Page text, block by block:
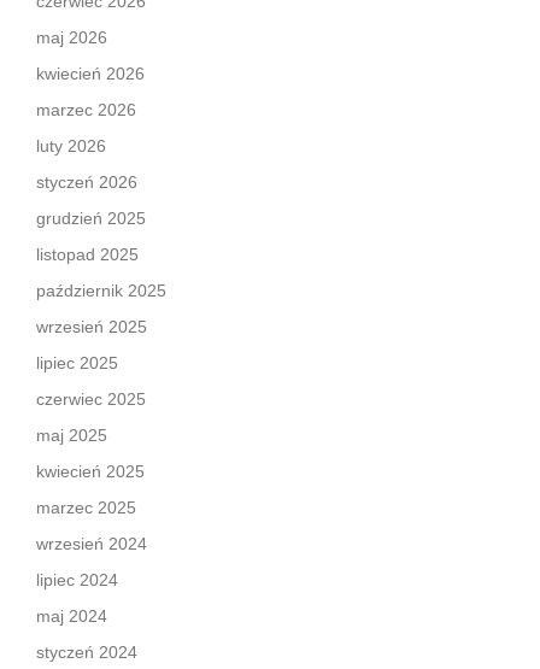
maj 2026
kwiecień 2026
marzec 2026
luty 2026
styczeń 2026
grudzień 2025
listopad 2025
październik 2025
wrzesień 2025
lipiec 2025
czerwiec 2025
maj 2025
kwiecień 2025
marzec 2025
wrzesień 2024
lipiec 2024
maj 2024
styczeń 2024